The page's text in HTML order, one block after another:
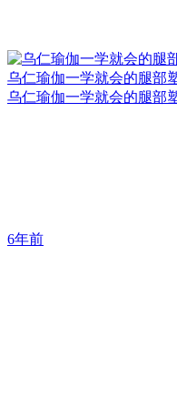
乌仁瑜伽一学就会的腿部
乌仁瑜伽一学就会的腿部
6年前